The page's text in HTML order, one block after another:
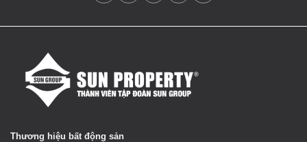
Thương hiệu bất động sản